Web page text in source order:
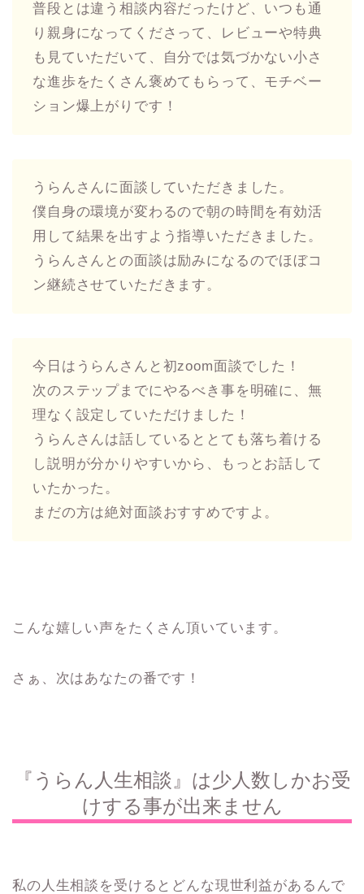
普段とは違う相談内容だったけど、いつも通
り親身になってくださって、レビューや特典
も見ていただいて、自分では気づかない小さ
な進歩をたくさん褒めてもらって、モチベー
ション爆上がりです！
うらんさんに面談していただきました。
僕自身の環境が変わるので朝の時間を有効活
用して結果を出すよう指導いただきました。
うらんさんとの面談は励みになるのでほぼコ
ン継続させていただきます。
今日はうらんさんと初zoom面談でした！
次のステップまでにやるべき事を明確に、無
理なく設定していただけました！
うらんさんは話しているととても落ち着ける
し説明が分かりやすいから、もっとお話して
いたかった。
まだの方は絶対面談おすすめですよ。
こんな嬉しい声をたくさん頂いています。
さぁ、次はあなたの番です！
『うらん人生相談』は少人数しかお受
けする事が出来ません
私の人生相談を受けるとどんな現世利益があるんで